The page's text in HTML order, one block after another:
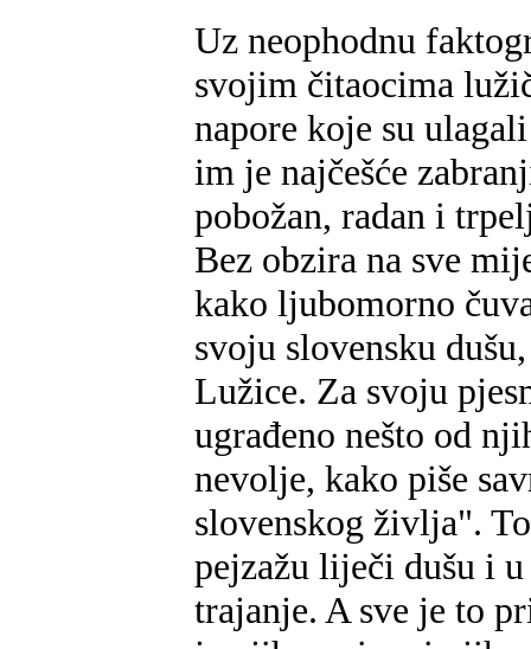
Uz neophodnu
svojim čitaocima
napore koje su
im je najčešće
pobožan, radan i
Bez obzira na sve
kako ljubomorno
svoju slovensku
Lužice. Za svoju
ugrađeno nešto od
nevolje, kako piše
slovenskog življa".
pejzažu liječi dušu i
trajanje. A sve je to